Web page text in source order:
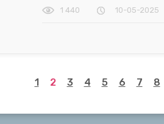
1 440
10-05-2025
1 2 3 4 5 6 7 8